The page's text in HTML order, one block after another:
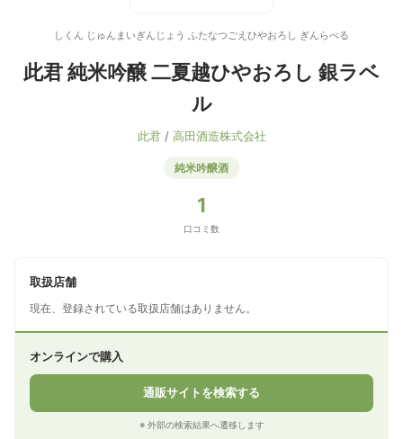
しくん じゅんまいぎんじょう ふたなつごえひやおろし ぎんらべる
此君 純米吟醸 二夏越ひやおろし 銀ラベ
ル
此君/ 高田酒造株式会社
純米吟醸酒
1
口コミ数
取扱店舗
現在、登録されている取扱店舗はありません。
オンラインで購入
通販サイトを検索する
※ 外部の検索結果へ遷移します